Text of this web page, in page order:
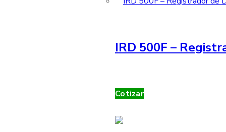
IRD 500F –
Cotizar